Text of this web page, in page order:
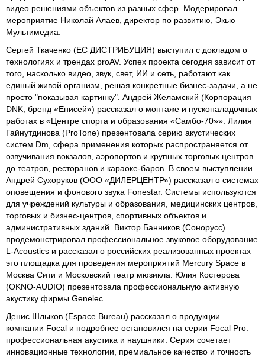
видео решениями объектов из разных сфер. Модерировал
мероприятие Николай Алаев, директор по развитию, Экью
Мультимедиа.
Сергей Ткаченко (ЕС ДИСТРИБУЦИЯ) выступил с докладом о
технологиях и трендах proAV. Успех проекта сегодня зависит от
того, насколько видео, звук, свет, ИИ и сеть, работают как
единый живой организм, решая конкретные бизнес-задачи, а не
просто "показывая картинку". Андрей Желамский (Корпорация
DNK, бренд «Енисей») рассказал о монтаже и пусконаладочных
работах в «Центре спорта и образования «Самбо-70»». Лилия
Гайнутдинова (ProTone) презентовала серию акустических
систем Dm, сфера применения которых распространяется от
озвучивания вокзалов, аэропортов и крупных торговых центров
до театров, ресторанов и караоке-баров. В своем выступлении
Андрей Сухоруков (ООО «ДИЛЕРЦЕНТР») рассказал о системах
оповещения и фонового звука Fonestar. Системы используются
для учреждений культуры и образования, медицинских центров,
торговых и бизнес-центров, спортивных объектов и
административных зданий. Виктор Банников (Сонорусс)
продемонстрировал профессиональное звуковое оборудование
L-Acoustics и рассказал о российских реализованных проектах –
это площадка для проведения мероприятий Mercury Space в
Москва Сити и Московский театр мюзикла. Юлия Костерова
(OKNO-AUDIO) презентовала профессиональную активную
акустику фирмы Genelec.
Денис Шлыков (Espace Bureau) рассказал о продукции
компании Focal и подробнее остановился на серии Focal Pro:
профессиональная акустика и наушники. Серия сочетает
инновационные технологии, премиальное качество и точность